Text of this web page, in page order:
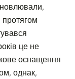
це не
оснащення
однак,